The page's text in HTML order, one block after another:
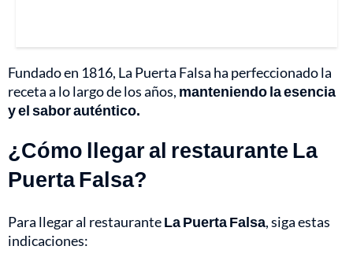
Fundado en 1816, La Puerta Falsa ha perfeccionado la
receta a lo largo de los años, manteniendo la esencia
y el sabor auténtico.
¿Cómo llegar al restaurante La
Puerta Falsa?
Para llegar al restauranteLa Puerta Falsa, siga estas
indicaciones: